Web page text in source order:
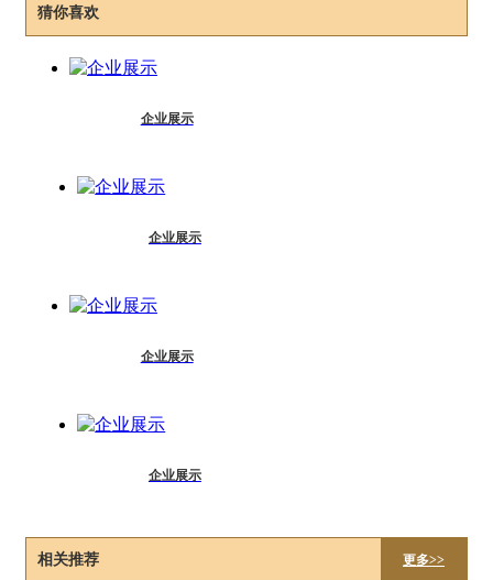
猜你喜欢
企业展示
企业展示
企业展示
企业展示
相关推荐 更多>>